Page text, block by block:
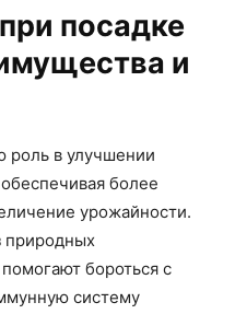
посадке
и
роль в улучшении
более
урожайности.
природных
бороться с
систему